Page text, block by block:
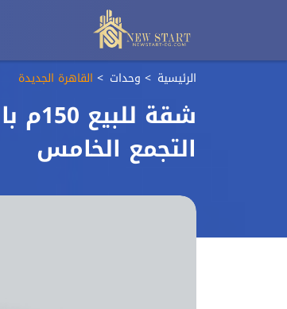
الرئيسية وحدات القاهرة الجديدة
شقة
التجمع الخامس